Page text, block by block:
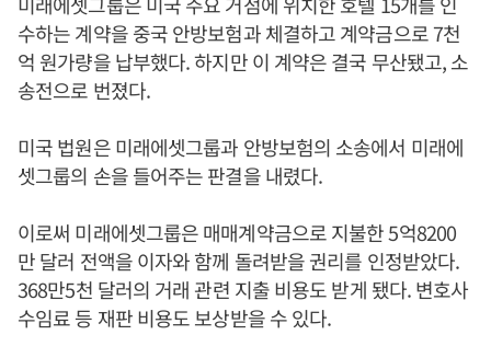
수하는 계약을 중국 안방보험과 체결하고 계약금으로 7천
억 원가량을 납부했다. 하지만 이 계약은 결국 무산됐고, 소
송전으로 번졌다.
미국 법원은 미래에셋그룹과 안방보험의 소송에서 미래에
셋그룹의 손을 들어주는 판결을 내렸다.
이로써 미래에셋그룹은 매매계약금으로 지불한 5억8200
만 달러 전액을 이자와 함께 돌려받을 권리를 인정받았다.
368만5천 달러의 거래 관련 지출 비용도 받게 됐다. 변호사
수임료 등 재판 비용도 보상받을 수 있다.